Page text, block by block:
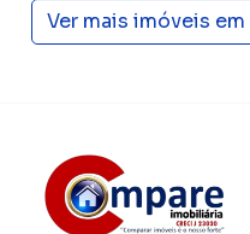
Ver mais imóveis em